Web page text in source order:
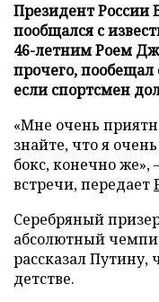
Президент России
пообщался с
46-летним Роем
прочего, пообещал
если спортсмен
«Мне очень
знайте, что я
бокс, конечно же»,
встречи, передает
Серебряный
абсолютный
рассказал Путину,
детстве.